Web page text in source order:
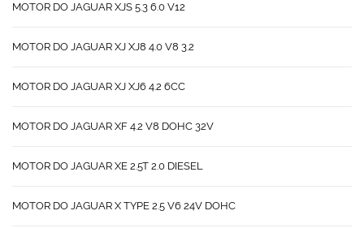
MOTOR DO JAGUAR XJS 5.3 6.0 V12
MOTOR DO JAGUAR XJ XJ8 4.0 V8 3.2
MOTOR DO JAGUAR XJ XJ6 4.2 6CC
MOTOR DO JAGUAR XF 4.2 V8 DOHC 32V
MOTOR DO JAGUAR XE 2.5T 2.0 DIESEL
MOTOR DO JAGUAR X TYPE 2.5 V6 24V DOHC